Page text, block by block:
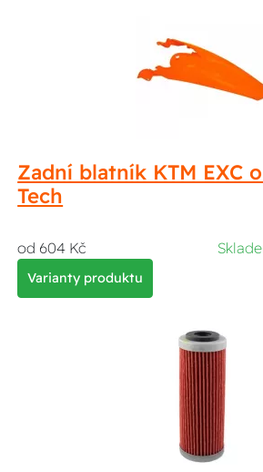
Zadní blatník KTM EXC
Tech
od 604 Kč
Varianty produktu